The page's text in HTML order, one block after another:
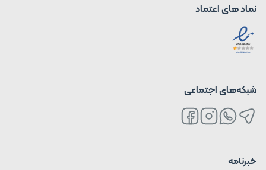
نماد های اعتماد
شبکه‌های اجتماعی
خبرنامه